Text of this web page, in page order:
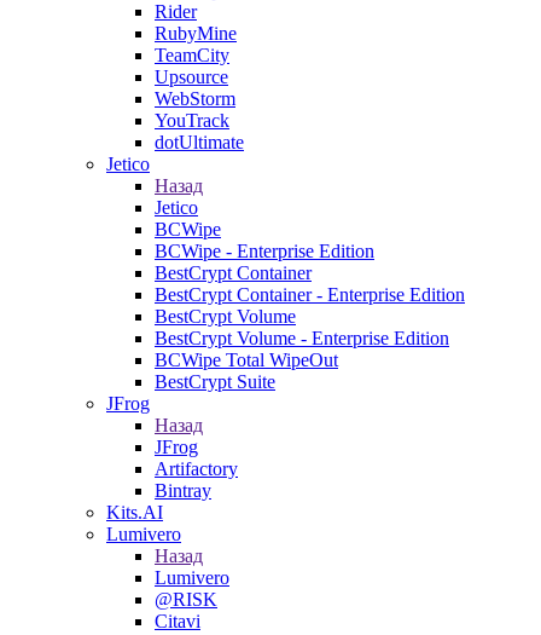
Rider
RubyMine
TeamCity
Upsource
WebStorm
YouTrack
dotUltimate
Jetico
Назад
Jetico
BCWipe
BCWipe - Enterprise Edition
BestCrypt Container
BestCrypt Container - Enterprise Edition
BestCrypt Volume
BestCrypt Volume - Enterprise Edition
BCWipe Total WipeOut
BestCrypt Suite
JFrog
Назад
JFrog
Artifactory
Bintray
Kits.AI
Lumivero
Назад
Lumivero
@RISK
Citavi